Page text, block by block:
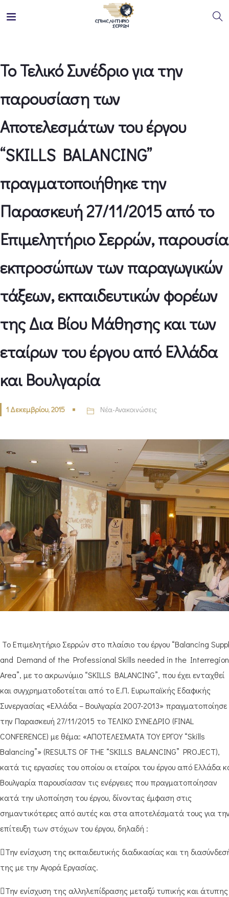
Το Τελικό Συνέδριο για την
παρουσίαση των
Αποτελεσμάτων του έργου
“SKILLS BALANCING”
πραγματοποιήθηκε την
Παρασκευή 27/11/2015 από το
Επιμελητήριο Σερρών, παρουσία
εκπροσώπων των παραγωγικών
τάξεων, εκπαιδευτικών φορέων
της Δια Βίου Μάθησης και των
εταίρων του έργου από Ελλάδα
και Βουλγαρία
1 Δεκεμβρίου, 2015 Νέα-Ανακοινώσεις
Το Επιμελητήριο Σερρών στο πλαίσιο του έργου “Balancing
and Demand of the Professional Skills needed in the
Area”, με το ακρωνύμιο “SKILLS BALANCING”, που έχει ενταχθεί
και συγχρηματοδοτείται από το Ε.Π. Ευρωπαϊκής Εδαφικής
Συνεργασίας «Ελλάδα – Βουλγαρία 2007-2013» πραγματοποίησε
την Παρασκευή 27/11/2015 τo ΤΕΛΙΚΟ ΣΥΝΕΔΡΙΟ (FINAL
CONFERENCE) με θέμα: «ΑΠΟΤΕΛΕΣΜΑΤΑ ΤΟΥ ΕΡΓΟΥ “Skills
Balancing”» (RESULTS OF THE “SKILLS BALANCΙNG” PROJECT),
κατά τις εργασίες του οποίου οι εταίροι του έργου από Ελλάδα
Βουλγαρία παρουσίασαν τις ενέργειες που πραγματοποίησαν
κατά την υλοποίηση του έργου, δίνοντας έμφαση στις
σημαντικότερες από αυτές και στα αποτελέσματά τους για
επίτευξη των στόχων του έργου, δηλαδή :
Την ενίσχυση της εκπαιδευτικής διαδικασίας και τη
της με την Αγορά Εργασίας.
Την ενίσχυση της αλληλεπίδρασης μεταξύ τυπικής και άτυπης